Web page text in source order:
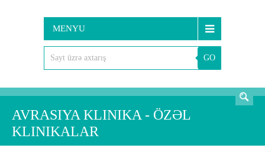
MENYU
GO
AXTARIŞ
AVRASIYA KLINIKA - ÖZƏL
KLINIKALAR